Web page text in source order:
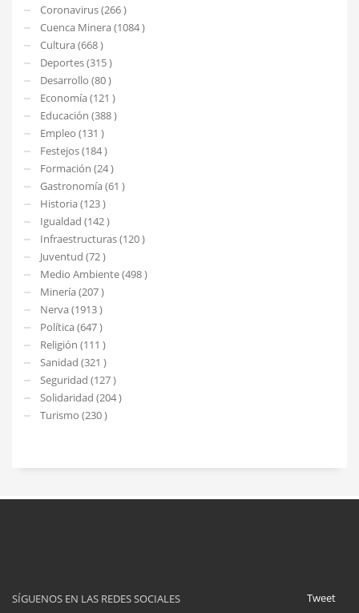
Coronavirus (266 )
Cuenca Minera (1084 )
Cultura (668 )
Deportes (315 )
Desarrollo (80 )
Economía (121 )
Educación (388 )
Empleo (131 )
Festejos (184 )
Formación (24 )
Gastronomía (61 )
Historia (123 )
Igualdad (142 )
Infraestructuras (120 )
Juventud (72 )
Medio Ambiente (498 )
Minería (207 )
Nerva (1913 )
Política (647 )
Religión (111 )
Sanidad (321 )
Seguridad (127 )
Solidaridad (204 )
Turismo (230 )
Tweet
SÍGUENOS EN LAS REDES SOCIALES